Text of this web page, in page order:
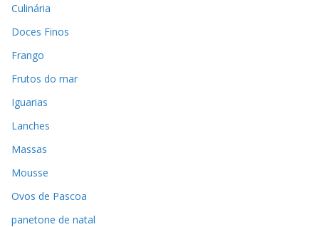
Culinária
Doces Finos
Frango
Frutos do mar
Iguarias
Lanches
Massas
Mousse
Ovos de Pascoa
panetone de natal